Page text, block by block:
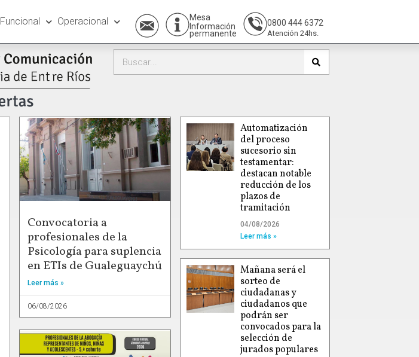
Funcional Operacional
Mesa
Información
permanente
0800 444 6372
Atención 24hs.
Convocatoria a
profesionales de la
Psicología para suplencia
en ETIs de Gualeguaychú
Leer más »
06/08/2026
Automatización
del proceso
sucesorio sin
testamentar:
destacan notable
reducción de los
plazos de
tramitación
04/08/2026
Leer más »
Mañana será el
sorteo de
ciudadanas y
ciudadanos que
podrán ser
convocados para la
selección de
jurados populares